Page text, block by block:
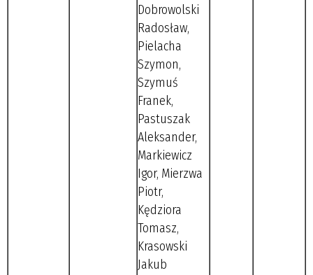
Dobrowolski
Radosław,
Pielacha
Szymon,
Szymuś
Franek,
Pastuszak
Aleksander,
Markiewicz
Igor, Mierzwa
Piotr,
Kędziora
Tomasz,
Krasowski
Jakub